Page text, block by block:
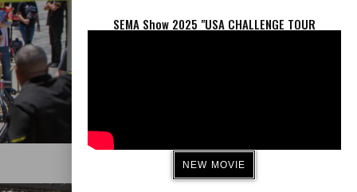
SEMA Show 2025 "USA CHALLENGE TOUR
NEW MOVIE